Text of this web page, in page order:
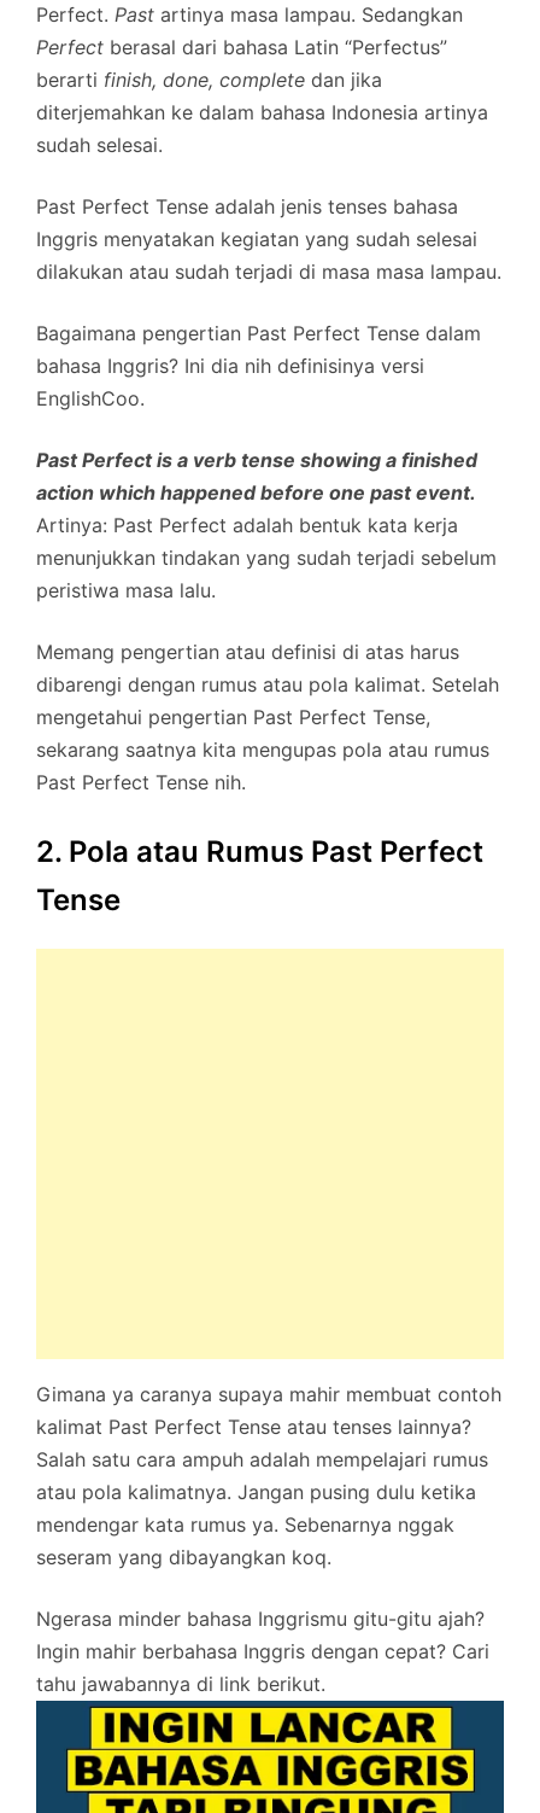
Perfect. Past artinya masa lampau. Sedangkan
Perfect berasal dari bahasa Latin “Perfectus”
berarti finish, done, complete dan jika
diterjemahkan ke dalam bahasa Indonesia artinya
sudah selesai.
Past Perfect Tense adalah jenis tenses bahasa
Inggris menyatakan kegiatan yang sudah selesai
dilakukan atau sudah terjadi di masa masa lampau.
Bagaimana pengertian Past Perfect Tense dalam
bahasa Inggris? Ini dia nih definisinya versi
EnglishCoo.
Past Perfect is a verb tense showing a finished
action which happened before one past event.
Artinya: Past Perfect adalah bentuk kata kerja
menunjukkan tindakan yang sudah terjadi sebelum
peristiwa masa lalu.
Memang pengertian atau definisi di atas harus
dibarengi dengan rumus atau pola kalimat. Setelah
mengetahui pengertian Past Perfect Tense,
sekarang saatnya kita mengupas pola atau rumus
Past Perfect Tense nih.
2. Pola atau Rumus Past Perfect
Tense
Gimana ya caranya supaya mahir membuat contoh
kalimat Past Perfect Tense atau tenses lainnya?
Salah satu cara ampuh adalah mempelajari rumus
atau pola kalimatnya. Jangan pusing dulu ketika
mendengar kata rumus ya. Sebenarnya nggak
seseram yang dibayangkan koq.
Ngerasa minder bahasa Inggrismu gitu-gitu ajah?
Ingin mahir berbahasa Inggris dengan cepat? Cari
tahu jawabannya di link berikut.